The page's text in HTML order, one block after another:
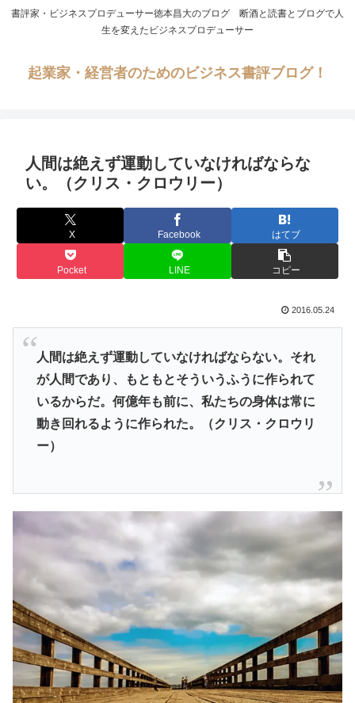
書評家・ビジネスプロデューサー徳本昌大のブログ 断酒と読書とブログで人
生を変えたビジネスプロデューサー
起業家・経営者のためのビジネス書評ブログ！
人間は絶えず運動していなければならな
い。（クリス・クロウリー）
X Facebook はてブ
Pocket LINE コピー
2016.05.24
人間は絶えず運動していなければならない。それ
が人間であり、もともとそういうふうに作られて
いるからだ。何億年も前に、私たちの身体は常に
動き回れるように作られた。（クリス・クロウリ
ー）